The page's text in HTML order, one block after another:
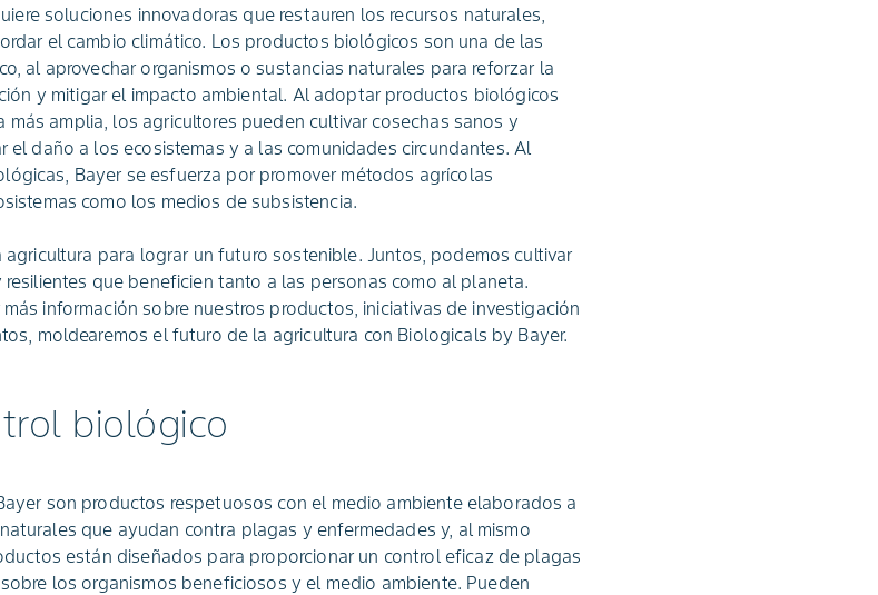
soluciones innovadoras que restauren los recursos naturales,
el cambio climático. Los productos biológicos son una de las
al aprovechar organismos o sustancias naturales para reforzar la
y mitigar el impacto ambiental. Al adoptar productos biológicos
amplia, los agricultores pueden cultivar cosechas sanos y
el daño a los ecosistemas y a las comunidades circundantes. Al
Bayer se esfuerza por promover métodos agrícolas
como los medios de subsistencia.
para lograr un futuro sostenible. Juntos, podemos cultivar
que beneficien tanto a las personas como al planeta.
información sobre nuestros productos, iniciativas de investigación
moldearemos el futuro de la agricultura con Biologicals by Bayer.
biológico
son productos respetuosos con el medio ambiente elaborados a
que ayudan contra plagas y enfermedades y, al mismo
están diseñados para proporcionar un control eficaz de plagas
los organismos beneficiosos y el medio ambiente. Pueden